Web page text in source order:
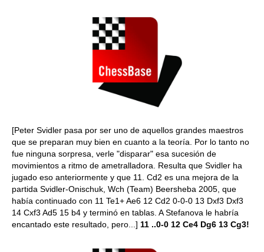
[Peter Svidler pasa por ser uno de aquellos grandes maestros
que se preparan muy bien en cuanto a la teoría. Por lo tanto no
fue ninguna sorpresa, verle "disparar" esa sucesión de
movimientos a ritmo de ametralladora. Resulta que Svidler ha
jugado eso anteriormente y que 11. Cd2 es una mejora de la
partida Svidler-Onischuk, Wch (Team) Beersheba 2005, que
había continuado con 11 Te1+ Ae6 12 Cd2 0-0-0 13 Dxf3 Dxf3
14 Cxf3 Ad5 15 b4 y terminó en tablas. A Stefanova le habría
encantado este resultado, pero...] 11 ..0-0 12 Ce4 Dg6 13 Cg3!